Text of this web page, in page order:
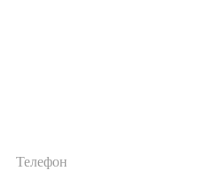
Телефон